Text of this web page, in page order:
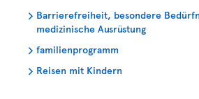
Barrierefreiheit, besondere
medizinische Ausrüstung
familienprogramm
Reisen mit Kindern